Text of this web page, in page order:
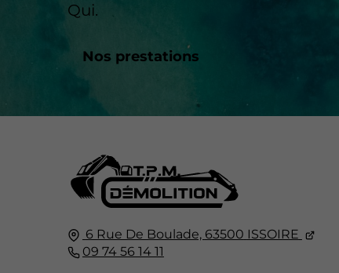
Qui.
Nos prestations
6 Rue De Boulade, 63500 ISSOIRE
09 74 56 14 11